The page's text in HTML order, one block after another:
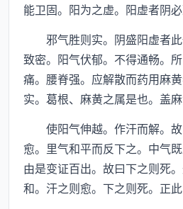
能卫固。阳为之虚。阳虚者阴
邪气胜则实。阴盛阳虚者此
致密。阳气伏郁。不得通畅。
痛。腰脊强。应解散而药用麻
实。葛根、麻黄之属是也。盖麻
使阳气伸越。作汗而解。故
愈。里气和平而反下之。中气
由是变证百出。故曰下之则死
和。汗之则愈。下之则死。正此